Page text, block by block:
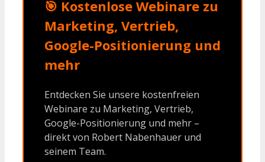
🎯 Kostenlose Webinare zu
Marketing, Vertrieb,
Google-Positionierung und
mehr
Entdecken Sie unsere kostenfreien
Webinare zu Marketing, Vertrieb,
Google-Positionierung und mehr –
direkt von Robert Nabenhauer und
seinem Team.